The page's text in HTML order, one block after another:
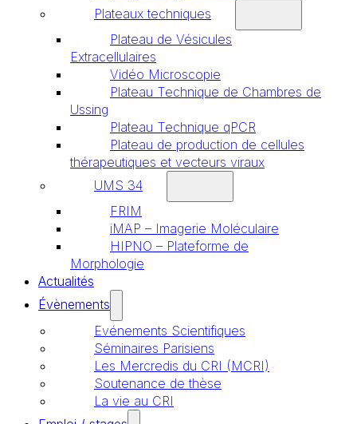
Plateaux techniques
Plateau de Vésicules
Extracellulaires
Vidéo Microscopie
Plateau Technique de Chambres de
Ussing
Plateau Technique qPCR
Plateau de production de cellules
thérapeutiques et vecteurs viraux
UMS 34
FRIM
iMAP – Imagerie Moléculaire
HIPNO – Plateforme de
Morphologie
Actualités
Évènements
Evénements Scientifiques
Séminaires Parisiens
Les Mercredis du CRI (MCRI)
Soutenance de thèse
La vie au CRI